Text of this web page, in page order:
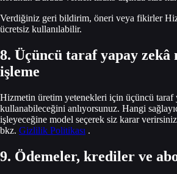
Verdiğiniz geri bildirim, öneri veya fikirler
ücretsiz kullanılabilir.
8. Üçüncü taraf yapay zekâ
işleme
Hizmetin üretim yetenekleri için üçüncü taraf
kullanabileceğini anlıyorsunuz. Hangi
işleyeceğine model seçerek siz karar
bkz. Gizlilik Politikası .
9. Ödemeler, krediler ve